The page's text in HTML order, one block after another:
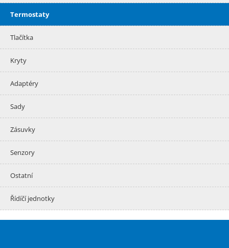
Termostaty
Tlačítka
Kryty
Adaptéry
Sady
Zásuvky
Senzory
Ostatní
Řídíčí jednotky